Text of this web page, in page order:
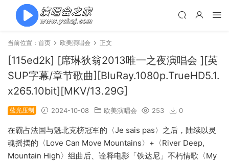
当前位置： 首页 欧美演唱会 正文
[115ed2k] [席琳狄翁2013唯一之夜演唱会 ][英
SUP字幕/章节歌曲][BluRay.1080p.TrueHD5.1.
x265.10bit][MKV/13.29G]
蓝光压制 2024-10-08 欧美演唱会 253 0
在霸占法国与魁北克榜冠军的〈Je sais pas〉之后，陆续以灵
魂摇摆的〈Love Can Move Mountains〉+〈River Deep,
Mountain High〉组曲后、诠释电影「铁达尼」不朽情歌〈My